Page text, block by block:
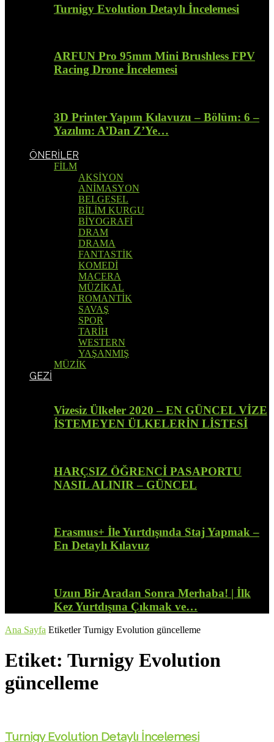
Turnigy Evolution Detaylı İncelemesi
ARFUN Pro 95mm Mini Brushless FPV
Racing Drone İncelemesi
3D Printer Yapım Kılavuzu – Bölüm: 6 –
Yazılım: A’Dan Z’Ye…
ÖNERİLER
FİLM
AKSİYON
ANİMASYON
BELGESEL
BİLİM KURGU
BİYOGRAFİ
DRAM
DRAMA
FANTASTİK
KOMEDİ
MACERA
MÜZİKAL
ROMANTİK
SAVAŞ
SPOR
TARİH
WESTERN
YAŞANMIŞ
MÜZİK
GEZİ
Vizesiz Ülkeler 2020 – EN GÜNCEL VİZE
İSTEMEYEN ÜLKELERİN LİSTESİ
HARÇSIZ ÖĞRENCİ PASAPORTU
NASIL ALINIR – GÜNCEL
Erasmus+ İle Yurtdışında Staj Yapmak –
En Detaylı Kılavuz
Uzun Bir Aradan Sonra Merhaba! | İlk
Kez Yurtdışına Çıkmak ve…
Ana Sayfa Etiketler Turnigy Evolution güncelleme
Etiket: Turnigy Evolution
güncelleme
Turnigy Evolution Detaylı İncelemesi